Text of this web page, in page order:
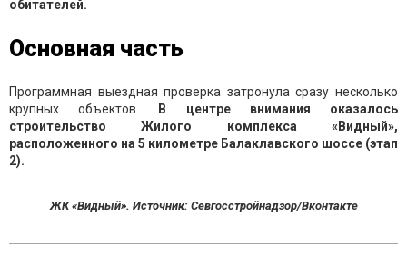
обитателей.
Основная часть
Программная выездная проверка затронула сразу несколько
крупных объектов.
В центре внимания оказалось
строительство Жилого комплекса «Видный»,
расположенного на 5 километре Балаклавского шоссе (этап
2).
ЖК «Видный». Источник: Севгосстройнадзор/Вконтакте